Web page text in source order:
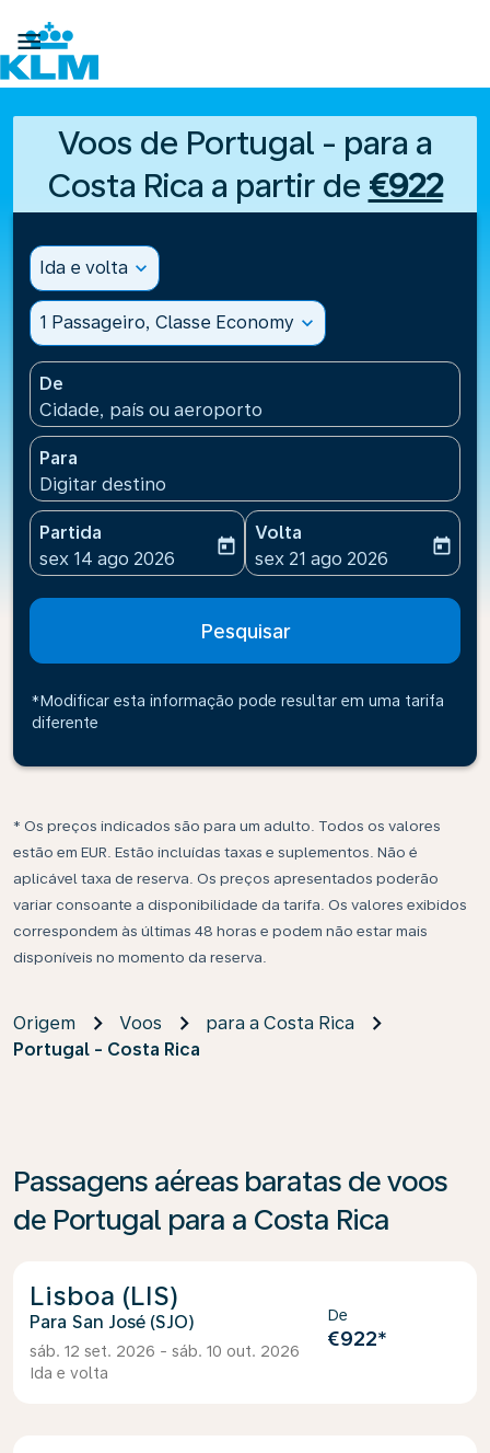

Voos de Portugal - para a
Costa Rica a partir de €922
Ida e volta expand_more
1 Passageiro, Classe Economy expand_more
De
Cidade, país ou aeroporto
Para
Digitar destino
Partida
fc-booking-departure-date-aria-label
sex 14 ago 2026
today
Volta
fc-booking-return-date-
sex 21 ago 2026
today
Pesquisar
*Modificar esta informação pode resultar em uma tarifa
diferente
* Os preços indicados são para um adulto. Todos os valores
estão em EUR. Estão incluídas taxas e suplementos. Não é
aplicável taxa de reserva. Os preços apresentados poderão
variar consoante a disponibilidade da tarifa. Os valores exibidos
correspondem às últimas 48 horas e podem não estar mais
disponíveis no momento da reserva.
Origem Voos
para a Costa Rica
Portugal - Costa Rica
Passagens aéreas baratas de voos
de Portugal para a Costa Rica
Lisboa (LIS)
San José (SJO)
sáb. 12 set. 2026 - sáb. 10 out. 2026
Ida e volta
De
€922*